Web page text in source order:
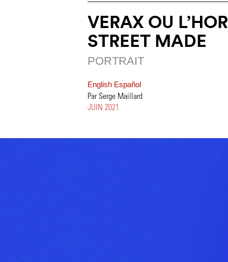
VERAX OU
STREET MADE
PORTRAIT
English Español
Par Serge Maillard
JUIN 2021